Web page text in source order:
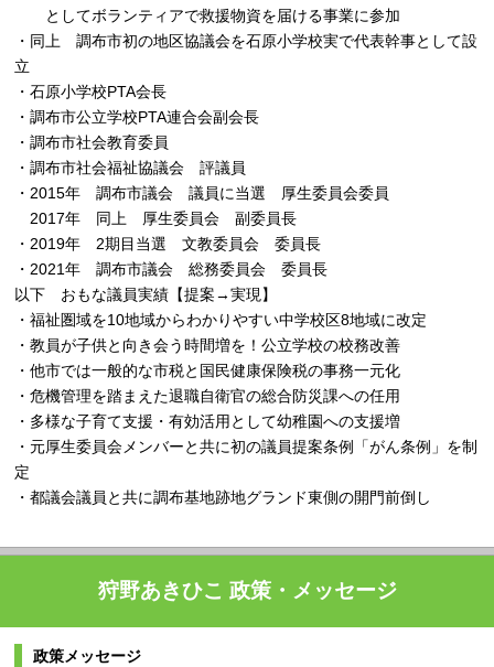
としてボランティアで救援物資を届ける事業に参加
・同上 調布市初の地区協議会を石原小学校実で代表幹事として設
立
・石原小学校PTA会長
・調布市公立学校PTA連合会副会長
・調布市社会教育委員
・調布市社会福祉協議会 評議員
・2015年 調布市議会 議員に当選 厚生委員会委員
2017年 同上 厚生委員会 副委員長
・2019年 2期目当選 文教委員会 委員長
・2021年 調布市議会 総務委員会 委員長
以下 おもな議員実績【提案→実現】
・福祉圏域を10地域からわかりやすい中学校区8地域に改定
・教員が子供と向き会う時間増を！公立学校の校務改善
・他市では一般的な市税と国民健康保険税の事務一元化
・危機管理を踏まえた退職自衛官の総合防災課への任用
・多様な子育て支援・有効活用として幼稚園への支援増
・元厚生委員会メンバーと共に初の議員提案条例「がん条例」を制
定
・都議会議員と共に調布基地跡地グランド東側の開門前倒し
狩野あきひこ 政策・メッセージ
政策メッセージ